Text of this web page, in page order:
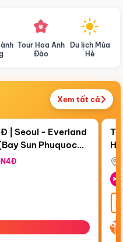
Tour Hoa Anh
Đào
Du lịch Mùa
Hè
Xem tất cả
Điểm nổi bật
| Seoul - Everland
Sun Phuquoc